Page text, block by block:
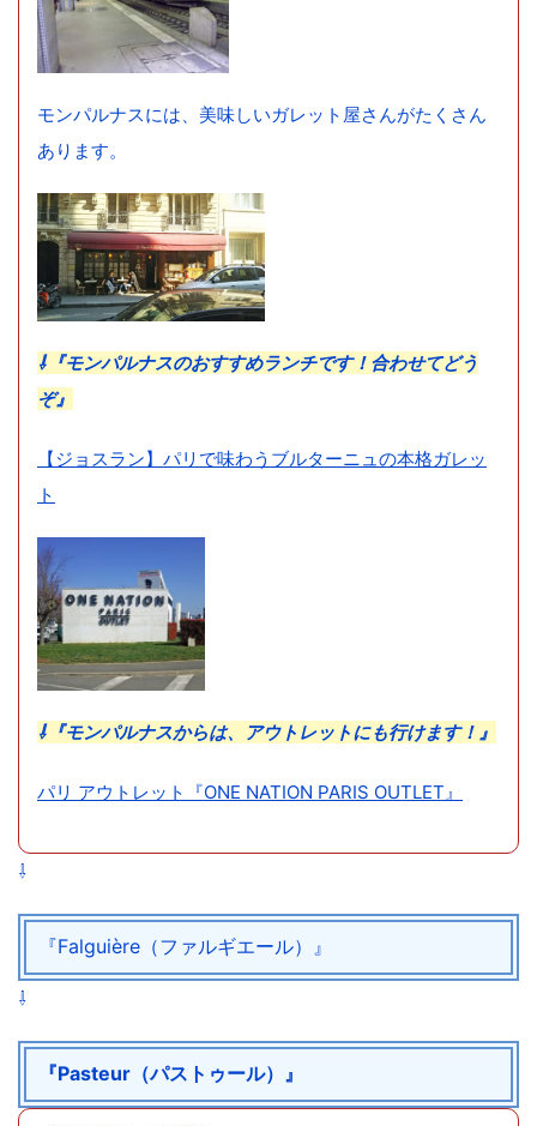
モンパルナスには、美味しいガレット屋さんがたくさん
あります。
⇩『モンパルナスのおすすめランチです！合わせてどう
ぞ』
【ジョスラン】パリで味わうブルターニュの本格ガレッ
ト
⇩『モンパルナスからは、アウトレットにも行けます！』
パリ アウトレット『ONE NATION PARIS OUTLET』
⇩
『Falguière（ファルギエール）』
⇩
『Pasteur（パストゥール）』